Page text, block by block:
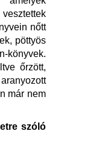
nőtt
pöttyös
könyvek.
őrzött,
már nem
szóló